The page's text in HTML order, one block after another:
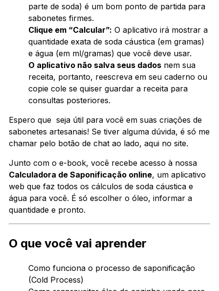
parte de soda) é um bom ponto de partida para
sabonetes firmes.
Clique em “Calcular”: O aplicativo irá mostrar a
quantidade exata de soda cáustica (em gramas)
e água (em ml/gramas) que você deve usar.
O aplicativo não salva seus dadosnem sua
receita, portanto, reescreva em seu caderno ou
copie cole se quiser guardar a receita para
consultas posteriores.
Espero que seja útil para você em suas criações de
sabonetes artesanais! Se tiver alguma dúvida, é só me
chamar pelo botão de chat ao lado, aqui no site.
Junto com o e-book, você recebe acesso à nossa
Calculadora de Saponificação online, um aplicativo
web que faz todos os cálculos de soda cáustica e
água para você. É só escolher o óleo, informar a
quantidade e pronto.
O que você vai aprender
Como funciona o processo de saponificação
(Cold Process)